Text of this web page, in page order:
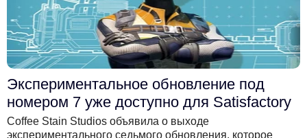
Экспериментальное обновление под
номером 7 уже доступно для Satisfactory
Coffee Stain Studios объявила о выходе
экспериментального седьмого обновления, которое